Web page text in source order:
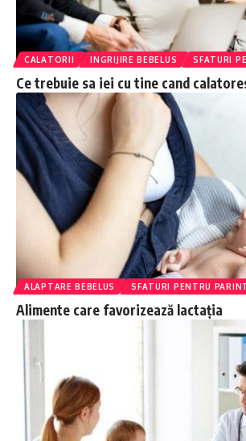
CALATORII INGRIJIRE BEBELUS SFATURI
Ce trebuie sa iei cu tine cand
ALAPTARE BEBELUS SFATURI PENTRU
Alimente care favorizează lactația